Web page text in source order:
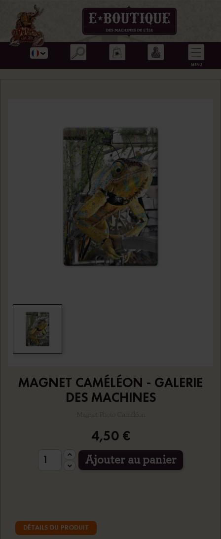
MAGNET CAMÉLÉON - GALERIE
DES MACHINES
Magnet Photo Caméléon
4,50 €
Ajouter au panier
DÉTAILS DU PRODUIT